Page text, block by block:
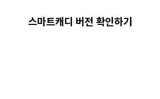
스마트캐디 버전 확인하기